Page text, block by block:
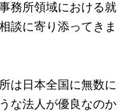
務所領域における就
談に寄り添ってきま
は日本全国に無数に
な法人が優良なのか